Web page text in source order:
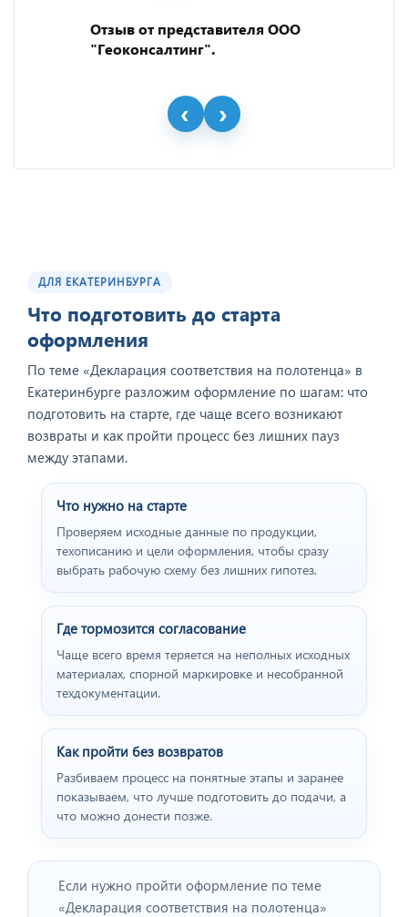
Отзыв от представителя ООО
"Геоконсалтинг".
ДЛЯ ЕКАТЕРИНБУРГА
Что подготовить до старта
оформления
По теме «Декларация соответствия на полотенца» в
Екатеринбурге разложим оформление по шагам: что
подготовить на старте, где чаще всего возникают
возвраты и как пройти процесс без лишних пауз
между этапами.
Что нужно на старте
Проверяем исходные данные по продукции,
техописанию и цели оформления, чтобы сразу
выбрать рабочую схему без лишних гипотез.
Где тормозится согласование
Чаще всего время теряется на неполных исходных
материалах, спорной маркировке и несобранной
техдокументации.
Как пройти без возвратов
Разбиваем процесс на понятные этапы и заранее
показываем, что лучше подготовить до подачи, а
что можно донести позже.
Если нужно пройти оформление по теме
«Декларация соответствия на полотенца»